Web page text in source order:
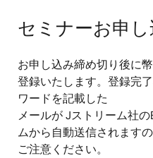
セミナーお申
お申し込み締め切り後に
登録いたします。登録完
ワードを記載した
メールが Jストリーム社
ムから自動送信されます
ご注意ください。